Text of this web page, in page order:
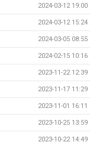
2024-03-12 19:00
2024-03-12 15:24
2024-03-05 08:55
2024-02-15 10:16
2023-11-22 12:39
2023-11-17 11:29
2023-11-01 16:11
2023-10-25 13:59
2023-10-22 14:49